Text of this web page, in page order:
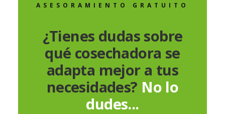
ASESORAMIENTO GRATUITO
¿Tienes dudas sobre
qué cosechadora se
adapta mejor a tus
necesidades? No lo
dudes...